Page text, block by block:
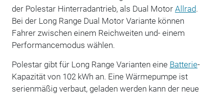
der Polestar Hinterradantrieb, als Dual Motor Allrad.
Bei der Long Range Dual Motor Variante können
Fahrer zwischen einem Reichweiten und- einem
Performancemodus wählen.
Polestar gibt für Long Range Varianten eine Batterie-
Kapazität von 102 kWh an. Eine Wärmepumpe ist
serienmäßig verbaut, geladen werden kann der neue